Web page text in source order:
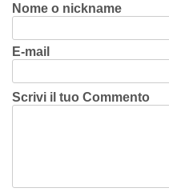
Nome o nickname
E-mail
Scrivi il tuo Commento